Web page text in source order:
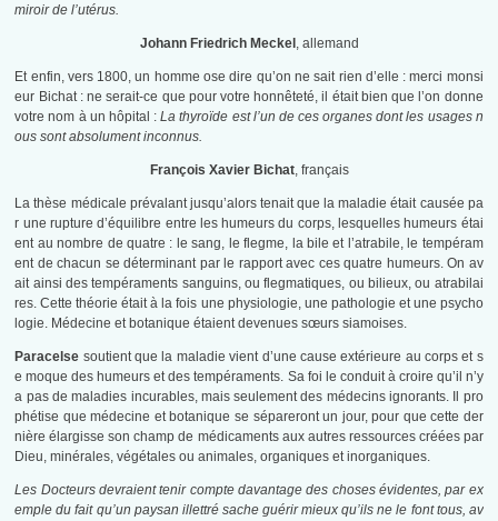
miroir de l’utérus.
Johann Friedrich Meckel , allemand
Et enfin, vers 1800, un homme ose dire qu’on ne sait rien d’elle : merci monsi
eur Bichat : ne serait-ce que pour votre honnêteté, il était bien que l’on donne
votre nom à un hôpital :La thyroïde est l’un de ces organes dont les usages n
ous sont absolument inconnus.
François Xavier Bichat, français
La thèse médicale prévalant jusqu’alors tenait que la maladie était causée pa
r une rupture d’équilibre entre les humeurs du corps, lesquelles humeurs étai
ent au nombre de quatre : le sang, le flegme, la bile et l’atrabile, le tempéram
ent de chacun se déterminant par le rapport avec ces quatre humeurs. On av
ait ainsi des tempéraments sanguins, ou flegmatiques, ou bilieux, ou atrabilai
res. Cette théorie était à la fois une physiologie, une pathologie et une psycho
logie. Médecine et botanique étaient devenues sœurs siamoises.
Paracelse soutient que la maladie vient d’une cause extérieure au corps et s
e moque des humeurs et des tempéraments. Sa foi le conduit à croire qu’il n’y
a pas de maladies incurables, mais seulement des médecins ignorants. Il pro
phétise que médecine et botanique se sépareront un jour, pour que cette der
nière élargisse son champ de médicaments aux autres ressources créées par
Dieu, minérales, végétales ou animales, organiques et inorganiques.
Les Docteurs devraient tenir compte davantage des choses évidentes, par ex
emple du fait qu’un paysan illettré sache guérir mieux qu’ils ne le font tous, av